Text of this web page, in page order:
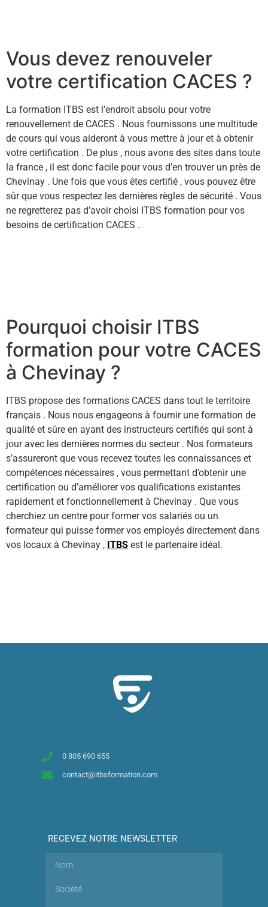
Vous devez renouveler
votre certification CACES ?
La formation ITBS est l’endroit absolu pour votre
renouvellement de CACES . Nous fournissons une multitude
de cours qui vous aideront à vous mettre à jour et à obtenir
votre certification . De plus , nous avons des sites dans toute
la france , il est donc facile pour vous d’en trouver un près de
Chevinay . Une fois que vous êtes certifié , vous pouvez être
sûr que vous respectez les dernières règles de sécurité . Vous
ne regretterez pas d’avoir choisi ITBS formation pour vos
besoins de certification CACES .
Pourquoi choisir ITBS
formation pour votre CACES
à Chevinay ?
ITBS propose des formations CACES dans tout le territoire
français . Nous nous engageons à fournir une formation de
qualité et sûre en ayant des instructeurs certifiés qui sont à
jour avec les dernières normes du secteur . Nos formateurs
s’assureront que vous recevez toutes les connaissances et
compétences nécessaires , vous permettant d’obtenir une
certification ou d’améliorer vos qualifications existantes
rapidement et fonctionnellement à Chevinay . Que vous
cherchiez un centre pour former vos salariés ou un
formateur qui puisse former vos employés directement dans
vos locaux à Chevinay , ITBS est le partenaire idéal.
0 805 690 655
contact@itbsformation.com
RECEVEZ NOTRE NEWSLETTER